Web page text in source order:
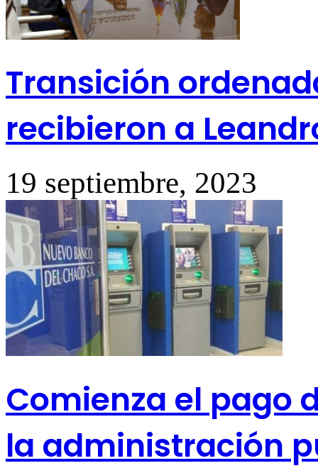
Transición
recibieron a
19 septiembre, 2023
Comienza el pago
la administración